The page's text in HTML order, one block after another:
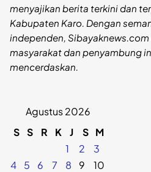
menyajikan berita terkini dan
Kabupaten Karo. Dengan
independen,
masyarakat dan penyambung
mencerdaskan.
Agustus 2026
S S R K J S M
1
2
3
4
5 6 7 8 9
10